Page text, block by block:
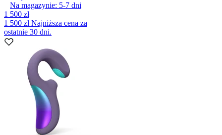
Na magazynie: 5-7 dni
1 500 zł
1 500 złNajniższa cena za
ostatnie 30 dni.